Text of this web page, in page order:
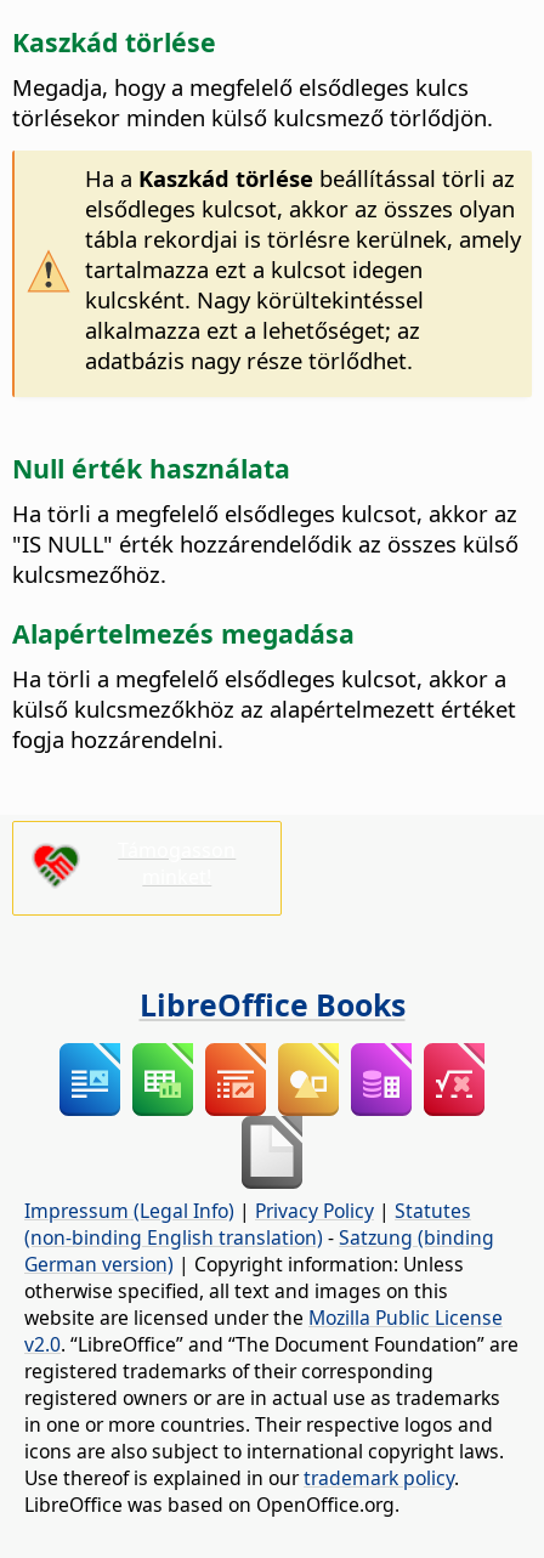
Kaszkád törlése
Megadja, hogy a megfelelő elsődleges kulcs
törlésekor minden külső kulcsmező törlődjön.
Ha a Kaszkád törlése beállítással törli az
elsődleges kulcsot, akkor az összes olyan
tábla rekordjai is törlésre kerülnek, amely
tartalmazza ezt a kulcsot idegen
kulcsként. Nagy körültekintéssel
alkalmazza ezt a lehetőséget; az
adatbázis nagy része törlődhet.
Null érték használata
Ha törli a megfelelő elsődleges kulcsot, akkor az
"IS NULL" érték hozzárendelődik az összes külső
kulcsmezőhöz.
Alapértelmezés megadása
Ha törli a megfelelő elsődleges kulcsot, akkor a
külső kulcsmezőkhöz az alapértelmezett értéket
fogja hozzárendelni.
LibreOffice Books
Impressum (Legal Info) | Privacy Policy | Statutes
(non-binding English translation) -Satzung (binding
German version) | Copyright information: Unless
otherwise specified, all text and images on this
website are licensed under the Mozilla Public License
v2.0. “LibreOffice” and “The Document Foundation” are
registered trademarks of their corresponding
registered owners or are in actual use as trademarks
in one or more countries. Their respective logos and
icons are also subject to international copyright laws.
Use thereof is explained in ourtrademark policy.
LibreOffice was based on OpenOffice.org.